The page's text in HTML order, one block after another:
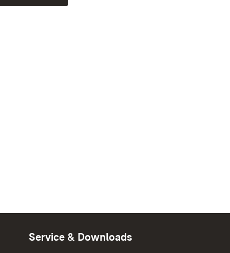
Service & Downloads